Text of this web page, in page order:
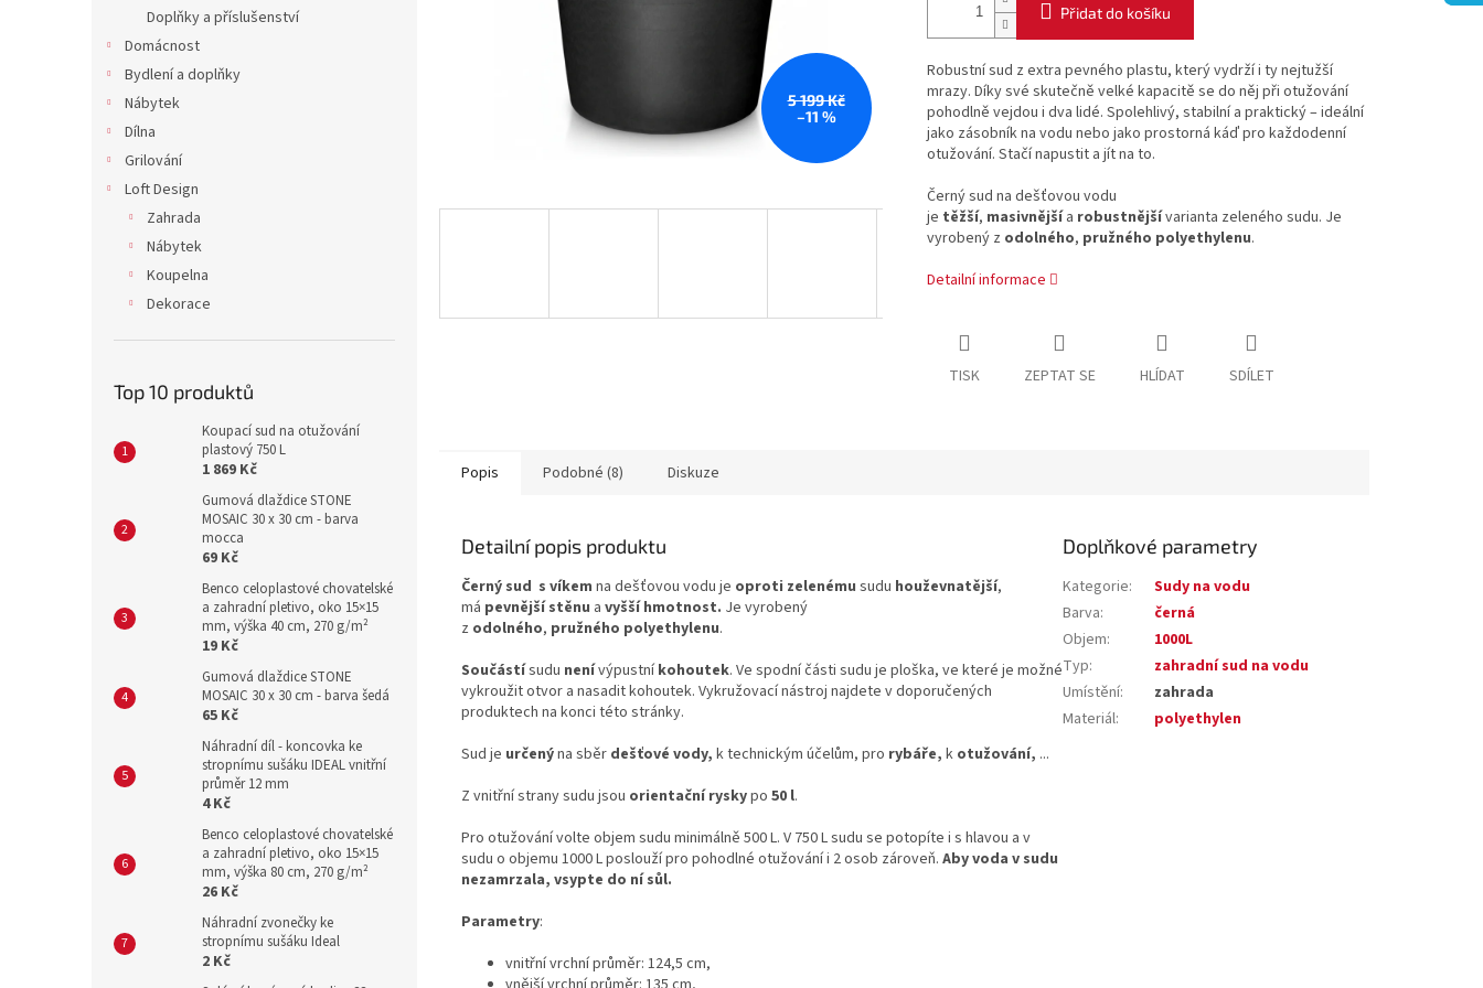
Doplňky a příslušenství
Domácnost
Bydlení a doplňky
Nábytek
Dílna
Grilování
Loft Design
Zahrada
Nábytek
Koupelna
Dekorace
Top 10 produktů
Koupací sud na otužování
plastový 750 L
1 869 Kč
Gumová dlaždice STONE
MOSAIC 30 x 30 cm - barva
mocca
69 Kč
Benco celoplastové chovatelské
a zahradní pletivo, oko 15×15
mm, výška 40 cm, 270 g/m²
19 Kč
Gumová dlaždice STONE
MOSAIC 30 x 30 cm - barva šedá
65 Kč
Náhradní díl - koncovka ke
stropnímu sušáku IDEAL vnitřní
průměr 12 mm
4 Kč
Benco celoplastové chovatelské
a zahradní pletivo, oko 15×15
mm, výška 80 cm, 270 g/m²
26 Kč
Náhradní zvonečky ke
stropnímu sušáku Ideal
2 Kč
5 199 Kč
–11 %
Přidat do košíku
Robustní sud z extra pevného plastu, který vydrží i ty nejtužší
mrazy. Díky své skutečně velké kapacitě se do něj při otužování
pohodlně vejdou i dva lidé. Spolehlivý, stabilní a praktický – ideální
jako zásobník na vodu nebo jako prostorná káď pro každodenní
otužování. Stačí napustit a jít na to.
Černý sud na dešťovou vodu
je těžší, masivnější a robustnějšívarianta zeleného sudu. Je
vyrobený z odolného, pružného polyethylenu.
Detailní informace
TISK ZEPTAT SE HLÍDAT SDÍLET
Popis Podobné (8) Diskuze
Detailní popis produktu
Černý sud s víkem na dešťovou vodu je oproti zelenému sudu houževnatější,
má pevnější stěnu a vyšší hmotnost. Je vyrobený
z odolného, pružného polyethylenu.
Součástísudu nenívýpustní kohoutek. Ve spodní části sudu je ploška, ve které je možné
vykroužit otvor a nasadit kohoutek. Vykružovací nástroj najdete v doporučených
produktech na konci této stránky.
Sud je určenýna sběr dešťové vody, k technickým účelům, pro rybáře, k otužování, ...
Z vnitřní strany sudu jsou orientační ryskypo 50 l.
Pro otužování volte objem sudu minimálně 500 L. V 750 L sudu se potopíte i s hlavou a v
sudu o objemu 1000 L poslouží pro pohodlné otužování i 2 osob zároveň. Aby voda v sudu
nezamrzala, vsypte do ní sůl.
Parametry:
vnitřní vrchní průměr: 124,5 cm,
Doplňkové parametry
Kategorie:
Sudy na vodu
Barva:
černá
Objem:
1000L
Typ:
zahradní sud na vodu
Umístění:
zahrada
Materiál: polyethylen